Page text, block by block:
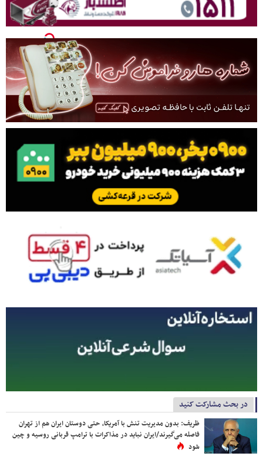
در بحث مشارکت کنید
ظریف: بدون مدیریت تنش با آمریکا، حتی دوستان ایران هم از تهران
فاصله می‌گیرند/ایران نباید در مذاکرات با ترامپ قربانی روسیه و چین
شود